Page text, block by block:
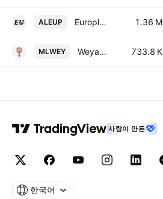
ALEUP Europlasma SA 1.36 M
MLWEY Weya SA 733.8 K
사람이 만든
한국어